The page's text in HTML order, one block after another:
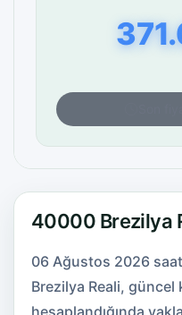
40000 Brezilya
06 Ağustos 2026
Brezilya Reali,
hesaplandığında